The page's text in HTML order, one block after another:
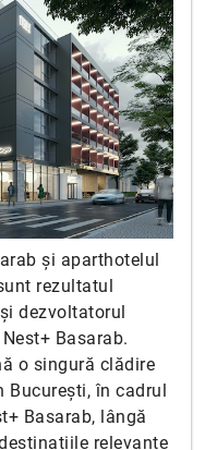
și aparthotelul
rezultatul
dezvoltatorul
Basarab.
o singură clădire
București, în cadrul
Basarab, lângă
relevante